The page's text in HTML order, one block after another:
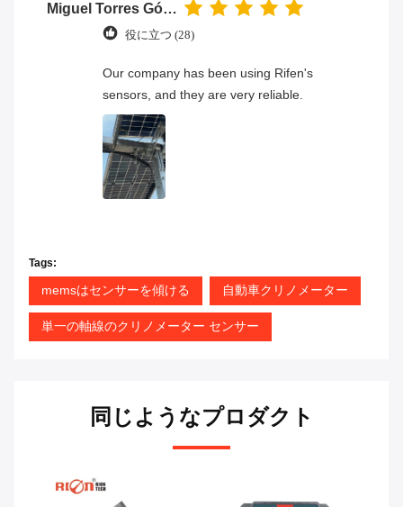
Miguel Torres Gómez
役に立つ (28)
Our company has been using Rifen's
sensors, and they are very reliable.
Tags:
memsはセンサーを傾ける 自動車クリノメーター
単一の軸線のクリノメーター センサー
同じようなプロダクト